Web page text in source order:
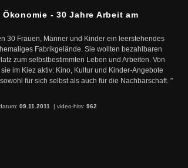
- 30 Jahre Arbeit am
30 Frauen, Männer und Kinder ein leerstehendes
Fabrikgelände. Sie wollten bezahlbaren
zum selbstbestimmten Leben und Arbeiten. Von
im Kiez aktiv: Kino, Kultur und Kinder-Angebote
für sich selbst als auch für die Nachbarschaft. "
09.11.2011 | video-hits: 962